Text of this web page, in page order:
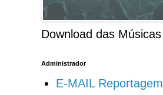
Download das Músicas
Administrador
E-MAIL Reportagem